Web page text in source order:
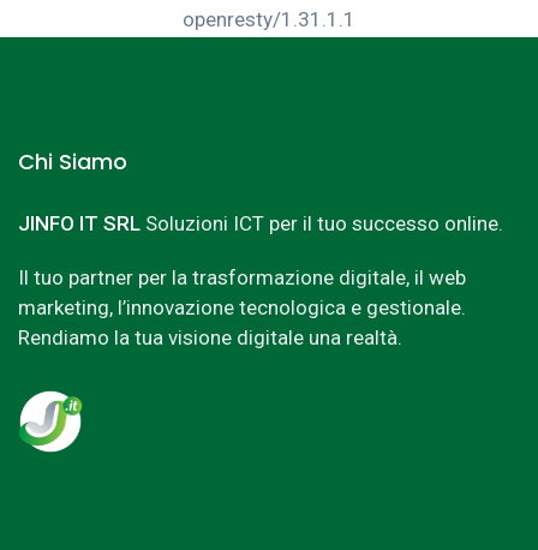
openresty/1.31.1.1
Chi Siamo
JINFO IT SRL Soluzioni ICT per il tuo successo online.
Il tuo partner per la trasformazione digitale, il web
marketing, l’innovazione tecnologica e gestionale.
Rendiamo la tua visione digitale una realtà.